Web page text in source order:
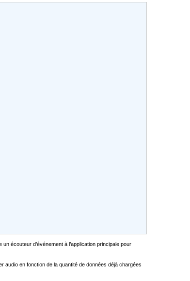
un écouteur d’événement à l’application principale pour
audio en fonction de la quantité de données déjà chargées